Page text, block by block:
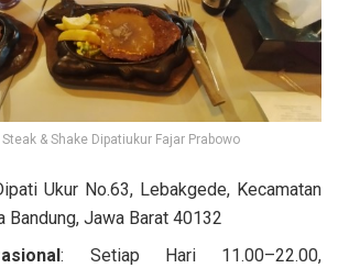
& Shake Dipatiukur Fajar Prabowo
Ukur No.63, Lebakgede, Kecamatan
Bandung, Jawa Barat 40132
: Setiap Hari 11.00–22.00,